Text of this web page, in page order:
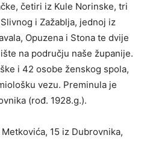
četiri iz Kule Norinske, tri
i Zažablja, jednoj iz
Opuzena i Stona te dvije
na području naše županije.
i 42 osobe ženskog spola,
vezu. Preminula je
(rođ. 1928.g.).
15 iz Dubrovnika,